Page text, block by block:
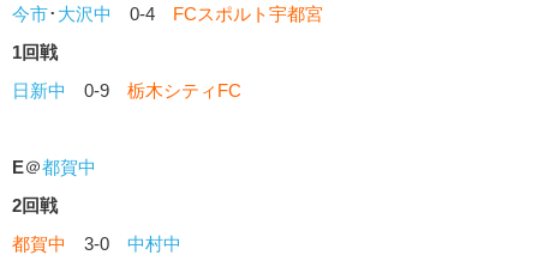
今市･ 大沢中 0-4 FCスポルト宇都宮
1回戦
日新中
0-9 栃木シティFC
E＠都賀中
2回戦
都賀中
3-0 中村中